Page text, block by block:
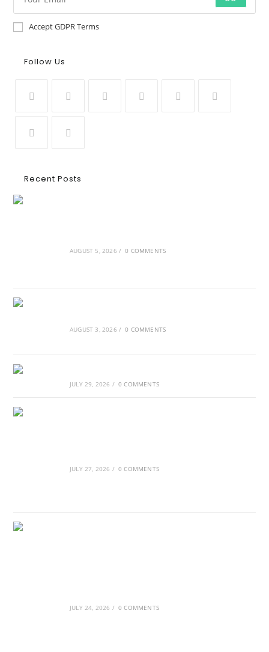
Accept GDPR Terms
Follow Us
Recent Posts
AUGUST 5, 2026 / 0 COMMENTS
AUGUST 3, 2026 / 0 COMMENTS
JULY 29, 2026 / 0 COMMENTS
JULY 27, 2026 / 0 COMMENTS
JULY 24, 2026 / 0 COMMENTS